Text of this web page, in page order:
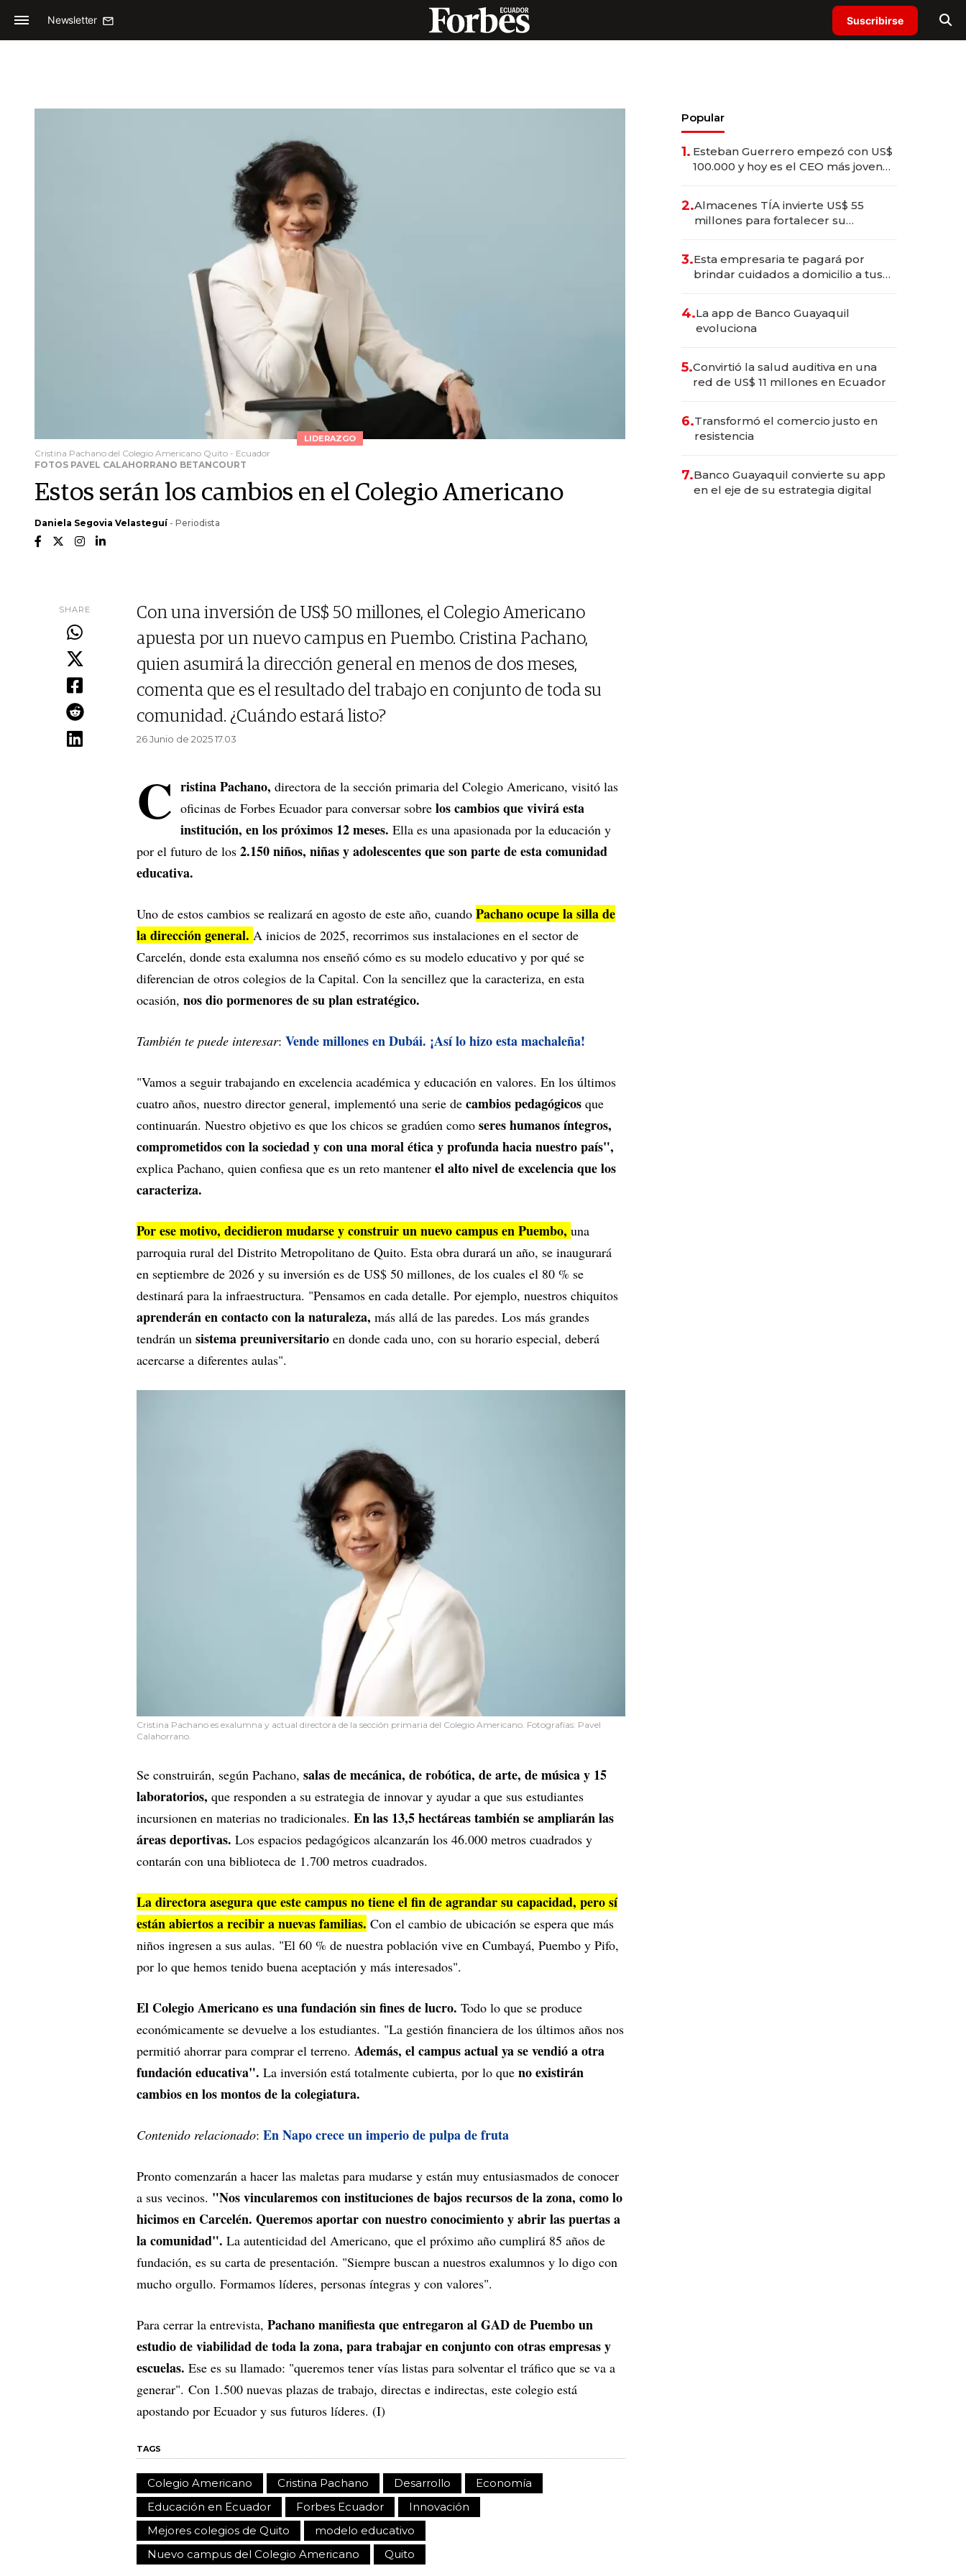
Newsletter Suscribirse
LIDERAZGO
Cristina Pachano del Colegio Americano Quito - Ecuador
FOTOS PAVEL CALAHORRANO BETANCOURT
Estos serán los cambios en el Colegio Americano
Daniela Segovia Velasteguí- Periodista
SHARE
Con una inversión de US$ 50 millones, el Colegio Americano
apuesta por un nuevo campus en Puembo. Cristina Pachano,
quien asumirá la dirección general en menos de dos meses,
comenta que es el resultado del trabajo en conjunto de toda su
comunidad. ¿Cuándo estará listo?
26 Junio de 2025 17.03
C ristina Pachano, directora de la sección primaria del Colegio Americano, visitó las
oficinas de Forbes Ecuador para conversar sobre los cambios que vivirá esta
institución, en los próximos 12 meses. Ella es una apasionada por la educación y
por el futuro de los 2.150 niños, niñas y adolescentes que son parte de esta comunidad
educativa.
Uno de estos cambios se realizará en agosto de este año, cuando Pachano ocupe la silla de
la dirección general. A inicios de 2025, recorrimos sus instalaciones en el sector de
Carcelén, donde esta exalumna nos enseñó cómo es su modelo educativo y por qué se
diferencian de otros colegios de la Capital. Con la sencillez que la caracteriza, en esta
ocasión, nos dio pormenores de su plan estratégico.
También te puede interesar: Vende millones en Dubái. ¡Así lo hizo esta machaleña!
"Vamos a seguir trabajando en excelencia académica y educación en valores. En los últimos
cuatro años, nuestro director general, implementó una serie de cambios pedagógicos que
continuarán. Nuestro objetivo es que los chicos se gradúen como seres humanos íntegros,
comprometidos con la sociedad y con una moral ética y profunda hacia nuestro país",
explica Pachano, quien confiesa que es un reto mantener el alto nivel de excelencia que los
caracteriza.
Por ese motivo, decidieron mudarse y construir un nuevo campus en Puembo, una
parroquia rural del Distrito Metropolitano de Quito. Esta obra durará un año, se inaugurará
en septiembre de 2026 y su inversión es de US$ 50 millones, de los cuales el 80 % se
destinará para la infraestructura. "Pensamos en cada detalle. Por ejemplo, nuestros chiquitos
aprenderán en contacto con la naturaleza, más allá de las paredes. Los más grandes
tendrán un sistema preuniversitario en donde cada uno, con su horario especial, deberá
acercarse a diferentes aulas".
Cristina Pachano es exalumna y actual directora de la sección primaria del Colegio Americano. Fotografías: Pavel
Calahorrano.
Se construirán, según Pachano, salas de mecánica, de robótica, de arte, de música y 15
laboratorios, que responden a su estrategia de innovar y ayudar a que sus estudiantes
incursionen en materias no tradicionales. En las 13,5 hectáreas también se ampliarán las
áreas deportivas. Los espacios pedagógicos alcanzarán los 46.000 metros cuadrados y
contarán con una biblioteca de 1.700 metros cuadrados.
La directora asegura que este campus no tiene el fin de agrandar su capacidad, pero sí
están abiertos a recibir a nuevas familias. Con el cambio de ubicación se espera que más
niños ingresen a sus aulas. "El 60 % de nuestra población vive en Cumbayá, Puembo y Pifo,
por lo que hemos tenido buena aceptación y más interesados".
El Colegio Americano es una fundación sin fines de lucro. Todo lo que se produce
económicamente se devuelve a los estudiantes. "La gestión financiera de los últimos años nos
permitió ahorrar para comprar el terreno. Además, el campus actual ya se vendió a otra
fundación educativa". La inversión está totalmente cubierta, por lo que no existirán
cambios en los montos de la colegiatura.
Contenido relacionado: En Napo crece un imperio de pulpa de fruta
Pronto comenzarán a hacer las maletas para mudarse y están muy entusiasmados de conocer
a sus vecinos. "Nos vincularemos con instituciones de bajos recursos de la zona, como lo
hicimos en Carcelén. Queremos aportar con nuestro conocimiento y abrir las puertas a
la comunidad". La autenticidad del Americano, que el próximo año cumplirá 85 años de
fundación, es su carta de presentación. "Siempre buscan a nuestros exalumnos y lo digo con
mucho orgullo. Formamos líderes, personas íntegras y con valores".
Para cerrar la entrevista, Pachano manifiesta que entregaron al GAD de Puembo un
estudio de viabilidad de toda la zona, para trabajar en conjunto con otras empresas y
escuelas. Ese es su llamado: "queremos tener vías listas para solventar el tráfico que se va a
generar". Con 1.500 nuevas plazas de trabajo, directas e indirectas, este colegio está
apostando por Ecuador y sus futuros líderes. (I)
TAGS
Colegio Americano Cristina Pachano Desarrollo
Economía
Educación en Ecuador
Forbes Ecuador
Innovación
Mejores colegios de Quito
modelo educativo
Nuevo campus del Colegio Americano
Quito
Popular
1. Esteban Guerrero empezó con US$
100.000 y hoy es el CEO más joven
2.Almacenes TÍA invierte US$ 55
millones para fortalecer su
3.Esta empresaria te pagará por
brindar cuidados a domicilio a tus
4.La app de Banco Guayaquil
evoluciona
5.Convirtió la salud auditiva en una
red de US$ 11 millones en Ecuador
6.Transformó el comercio justo en
resistencia
7.Banco Guayaquil convierte su app
en el eje de su estrategia digital